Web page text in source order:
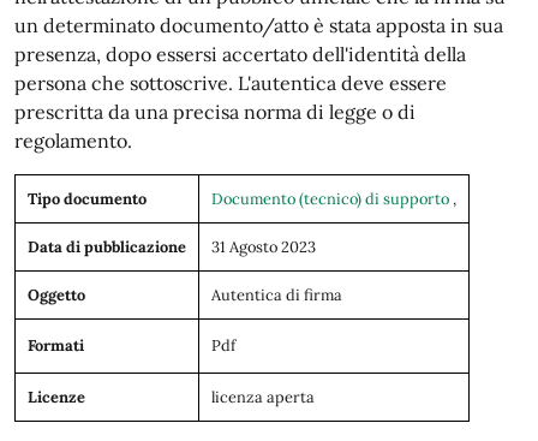
un determinato documento/atto è stata apposta in sua
presenza, dopo essersi accertato dell'identità della
persona che sottoscrive. L'autentica deve essere
prescritta da una precisa norma di legge o di
regolamento.
Tipo documento Documento (tecnico) di supporto ,
Data di pubblicazione 31 Agosto 2023
Oggetto Autentica di firma
Formati Pdf
Licenze licenza aperta